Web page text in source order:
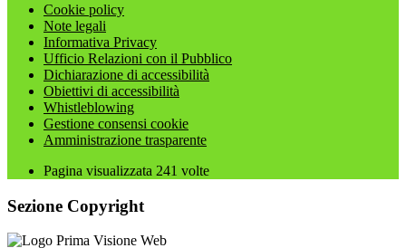
Cookie policy
Note legali
Informativa Privacy
Ufficio Relazioni con il Pubblico
Dichiarazione di accessibilità
Obiettivi di accessibilità
Whistleblowing
Gestione consensi cookie
Amministrazione trasparente
Pagina visualizzata 241 volte
Sezione Copyright